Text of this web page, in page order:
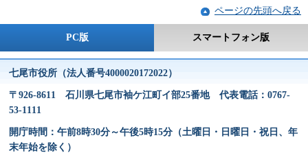
ページの先頭へ戻る
PC版 スマートフォン版
七尾市役所（法人番号4000020172022）
〒926-8611 石川県七尾市袖ケ江町イ部25番地 代表電話：0767-
53-1111
開庁時間：午前8時30分～午後5時15分（土曜日・日曜日・祝日、年
末年始を除く）